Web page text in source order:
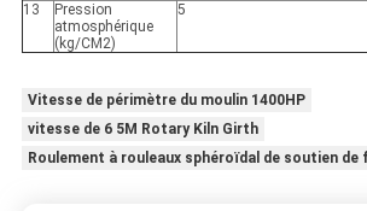
13
Pression
atmosphérique
(kg/CM2)
5
Vitesse de périmètre du moulin 1400HP
vitesse de 6 5M Rotary Kiln Girth
Roulement à rouleaux sphéroïdal de soutien de